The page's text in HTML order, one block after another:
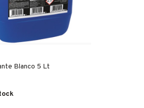
Blanco 5 Lt